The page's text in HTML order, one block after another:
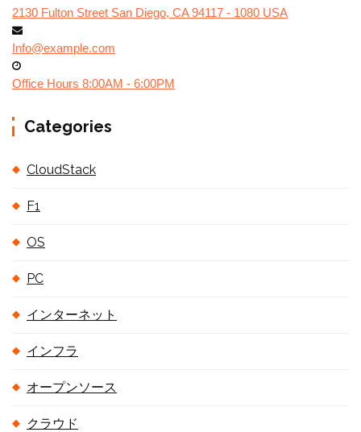
2130 Fulton Street San Diego, CA 94117 - 1080 USA
Info@example.com
Office Hours 8:00AM - 6:00PM
Categories
CloudStack
F1
OS
PC
インターネット
インフラ
オープンソース
クラウド